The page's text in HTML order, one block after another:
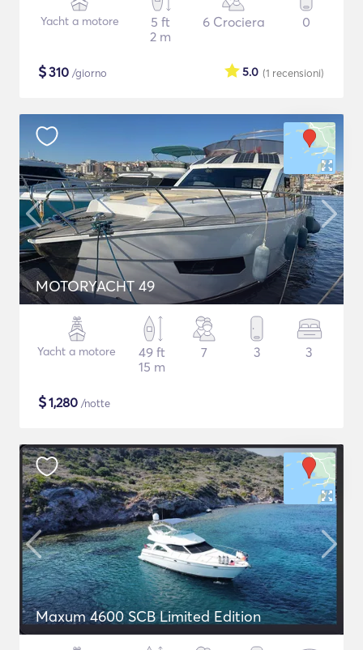
Yacht a motore
5 ft
2 m
6 Crociera 0
$310 /giorno (1 recensioni)
5.0
MOTORYACHT 49
Yacht a motore
49 ft
15 m
7 3 3
$1,280 /notte
Maxum 4600 SCB Limited Edition